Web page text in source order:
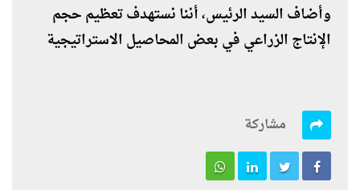
وأضاف السيد الرئيس، أننا نستهدف تعظيم حجم
الإنتاج الزراعي في بعض المحاصيل الاستراتيجية
مشاركة